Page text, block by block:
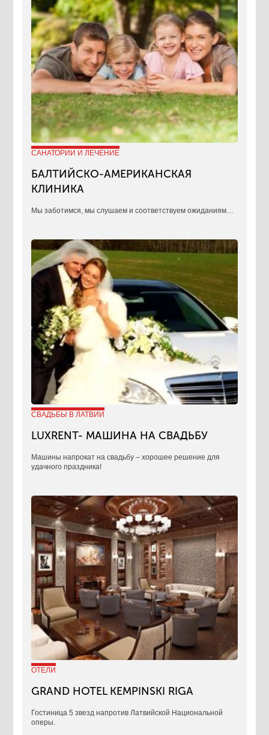
САНАТОРИИ И ЛЕЧЕНИЕ
БАЛТИЙСКО-АМЕРИКАНСКАЯ
КЛИНИКА
​Мы заботимся, мы слушаем и соответствуем ожиданиям…
СВАДЬБЫ В ЛАТВИИ
LUXRENT- МАШИНА НА СВАДЬБУ
​Машины напрокат на свадьбу – хорошее решение для
удачного праздника!
ОТЕЛИ
GRAND HOTEL KEMPINSKI RIGA
Гостиница 5 звезд напротив Латвийской Национальной
оперы.